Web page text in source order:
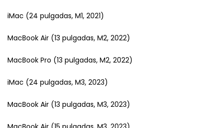
iMac (24 pulgadas, M1, 2021)
MacBook Air (13 pulgadas, M2, 2022)
MacBook Pro (13 pulgadas, M2, 2022)
iMac (24 pulgadas, M3, 2023)
MacBook Air (13 pulgadas, M3, 2023)